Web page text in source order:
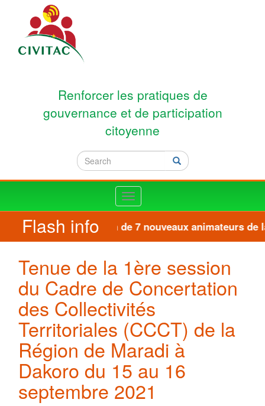
Skip to main content
Renforcer les pratiques de
gouvernance et de participation
citoyenne
Search Search
Toggle
navigation
Flash infoFormation de 7 nouveaux animateurs de
Tenue de la 1ère session
du Cadre de Concertation
des Collectivités
Territoriales (CCCT) de la
Région de Maradi à
Dakoro du 15 au 16
septembre 2021